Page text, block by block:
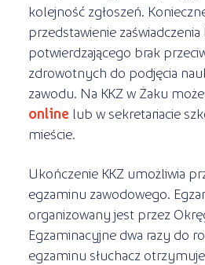
kolejność zgłoszeń.
przedstawienie zaświadczenia
potwierdzającego brak
zdrowotnych do podjęcia
zawodu. Na KKZ w Żaku
online lub w sekretariacie
mieście.
Ukończenie KKZ umożliwia
egzaminu zawodowego.
organizowany jest przez
Egzaminacyjne dwa razy do
egzaminu słuchacz